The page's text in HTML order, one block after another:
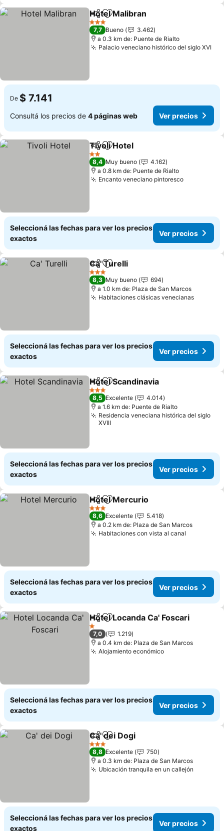
CompartirAñadir a favoritos
Hotel Malibran
3 Estrellas
7,7 Bueno
3.462
a 0.3 km de: Puente de Rialto
Palacio veneciano histórico del siglo XVI
De $ 7.141
Consultá los precios de 4 páginas web Ver precios
Compartir
Añadir a favoritos
Tivoli Hotel
2 Estrellas
8,4 Muy bueno
4.162
a 0.8 km de: Puente de Rialto
Encanto veneciano pintorescoVer
Seleccioná las fechas para ver los precios
exactos
Ver precios
CompartirAñadir a favoritos
Ca' Turelli
3 Estrellas
8,3 Muy bueno
694
a 1.0 km de: Plaza de San Marcos
Habitaciones clásicas venecianasVer
Seleccioná las fechas para ver los precios
exactos
Ver precios
CompartirAñadir a favoritos
Hotel Scandinavia
3 Estrellas
8,5 Excelente
4.014
a 1.6 km de: Puente de Rialto
Residencia veneciana histórica del siglo
XVIII
Seleccioná las fechas para ver los precios
exactos
Ver precios
CompartirAñadir a favoritos
Hotel Mercurio
3 Estrellas
8,6 Excelente
5.418
a 0.2 km de: Plaza de San Marcos
Habitaciones con vista al canal
Seleccioná las fechas para ver los precios
exactos
Ver precios
CompartirAñadir a favoritos
Hotel Locanda Ca' Foscari
1 Estrellas
7,0
1.219
a 0.4 km de: Plaza de San Marcos
Alojamiento económicoVer precios
Seleccioná las fechas para ver los precios
exactos
Ver precios
CompartirAñadir a favoritos
Ca' dei Dogi
3 Estrellas
8,8 Excelente
750
a 0.3 km de: Plaza de San Marcos
Ubicación tranquila en un callejón
Seleccioná las fechas para ver los precios
exactos
Ver precios